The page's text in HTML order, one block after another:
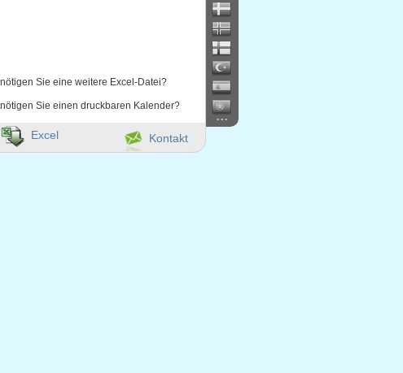
Sie eine weitere Excel-Datei?
Sie einen druckbaren Kalender?
...
Kontakt
Excel